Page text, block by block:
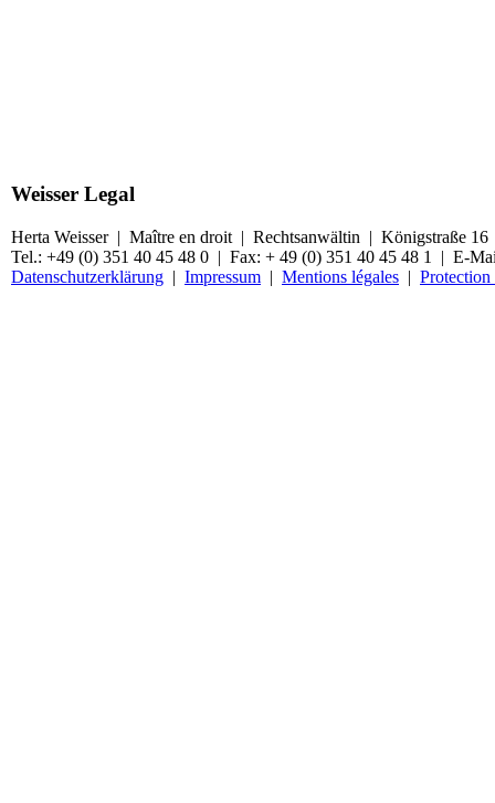
Weisser Legal
Herta Weisser | Maître en droit | Rechtsanwältin | Königstraße
Tel.: +49 (0) 351 40 45 48 0 | Fax: + 49 (0) 351 40 45 48 1 | E-
Datenschutzerklärung | Impressum | Mentions légales | Protection